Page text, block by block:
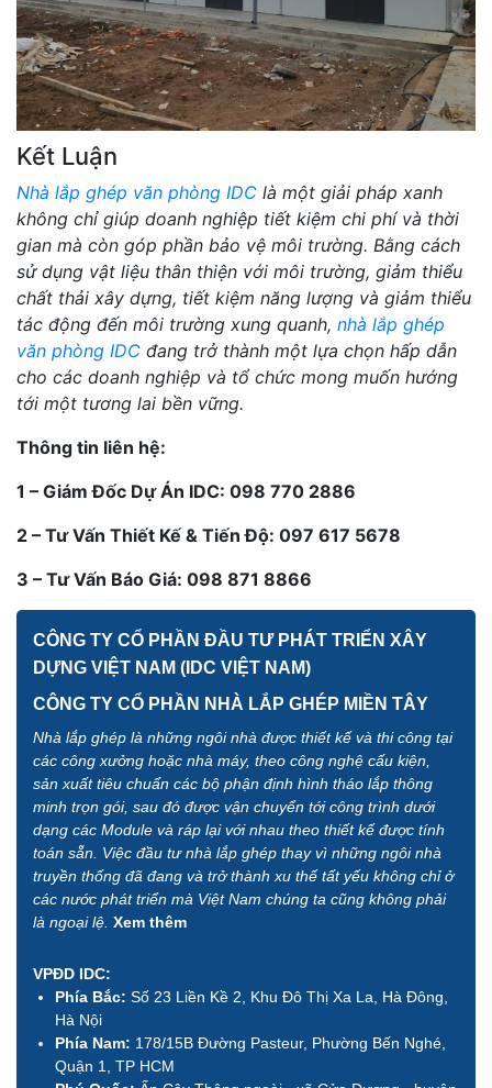
Kết Luận
Nhà lắp ghép văn phòng IDC là một giải pháp xanh
không chỉ giúp doanh nghiệp tiết kiệm chi phí và thời
gian mà còn góp phần bảo vệ môi trường. Bằng cách
sử dụng vật liệu thân thiện với môi trường, giảm thiểu
chất thải xây dựng, tiết kiệm năng lượng và giảm thiểu
tác động đến môi trường xung quanh, nhà lắp ghép
văn phòng IDC đang trở thành một lựa chọn hấp dẫn
cho các doanh nghiệp và tổ chức mong muốn hướng
tới một tương lai bền vững.
Thông tin liên hệ:
1 – Giám Đốc Dự Án IDC: 098 770 2886
2 – Tư Vấn Thiết Kế & Tiến Độ: 097 617 5678
3 – Tư Vấn Báo Giá: 098 871 8866
CÔNG TY CỔ PHẦN ĐẦU TƯ PHÁT TRIỂN XÂY
DỰNG VIỆT NAM (IDC VIỆT NAM)
CÔNG TY CỔ PHẦN NHÀ LẮP GHÉP MIỀN TÂY
Nhà lắp ghép là những ngôi nhà được thiết kế và thi công tại
các công xưởng hoặc nhà máy, theo công nghệ cấu kiện,
sản xuất tiêu chuẩn các bộ phận định hình tháo lắp thông
minh trọn gói, sau đó được vận chuyển tới công trình dưới
dạng các Module và ráp lại với nhau theo thiết kế được tính
toán sẵn. Việc đầu tư nhà lắp ghép thay vì những ngôi nhà
truyền thống đã đang và trở thành xu thế tất yếu không chỉ ở
các nước phát triển mà Việt Nam chúng ta cũng không phải
là ngoại lệ. Xem thêm
VPĐD IDC:
Phía Bắc: Số 23 Liền Kề 2, Khu Đô Thị Xa La, Hà Đông,
Hà Nội
Phía Nam: 178/15B Đường Pasteur, Phường Bến Nghé,
Quận 1, TP HCM